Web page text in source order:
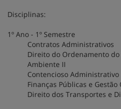
Disciplinas:
1º Ano - 1º Semestre
Contratos Administrativos
Direito do Ordenamento
Ambiente II
Contencioso Administrativo
Finanças Públicas e
Direito dos Transportes e